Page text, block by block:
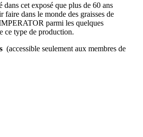
cet exposé que plus de 60 ans
faire dans le monde des graisses de
parmi les quelques
ce type de production.
(accessible seulement aux membres de